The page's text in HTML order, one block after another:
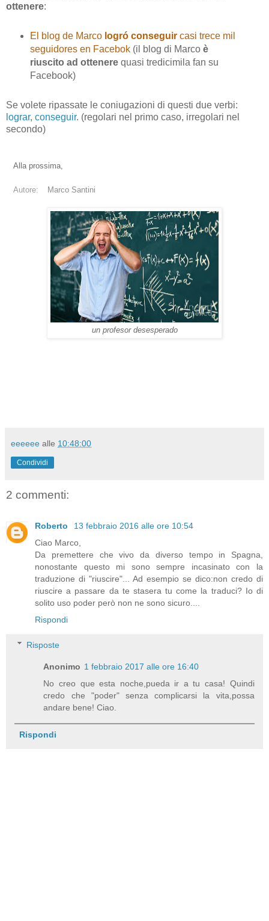
ottenere:
El blog de Marco logró conseguircasi trece mil
seguidores en Facebok(il blog di Marco è
riuscito ad ottenerequasi tredicimila fan su
Facebook)
Se volete ripassate le coniugazioni di questi due verbi:
lograr, conseguir. (regolari nel primo caso, irregolari nel
secondo)
Alla prossima,
Autore: Marco Santini
un profesor desesperado
eeeeee alle 10:48:00
Condividi
2 commenti:
Roberto
13 febbraio 2016 alle ore 10:54
Ciao Marco,
Da premettere che vivo da diverso tempo in Spagna,
nonostante questo mi sono sempre incasinato con la
traduzione di "riuscire"... Ad esempio se dico:non credo di
riuscire a passare da te stasera tu come la traduci? Io di
solito uso poder però non ne sono sicuro....
Rispondi
Risposte
Anonimo 1 febbraio 2017 alle ore 16:40
No creo que esta noche,pueda ir a tu casa! Quindi
credo che "poder" senza complicarsi la vita,possa
andare bene! Ciao.
Rispondi